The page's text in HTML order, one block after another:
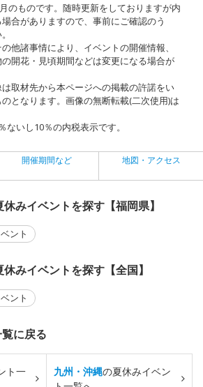
のものです。随時更新をしておりますが内
合がありますので、事前にご確認のう
他諸事情により、イベントの開催情報、
開花・見頃期間などは変更になる場合が
取材先から本ページへの掲載の許諾をい
となります。画像の無断転載(二次使用)は
いし10％の内税表示です。
開催期間など 地図・アクセス
みイベントを探す【福岡県】
ント
みイベントを探す【全国】
ント
に戻る
ト一
九州・沖縄の夏休みイベン